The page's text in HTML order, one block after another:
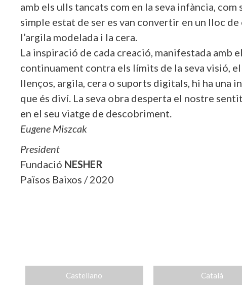
amb els ulls tancats com en la seva infància,
simple estat de ser es van convertir en un lloc
l’argila modelada i la cera.
La inspiració de cada creació, manifestada amb
continuament contra els límits de la seva visió,
llenços, argila, cera o suports digitals, hi ha una
que és diví. La seva obra desperta el nostre
en el seu viatge de descobriment.
Eugene Miszcak
President
Fundació NESHER
Països Baixos / 2020
Castellano Català